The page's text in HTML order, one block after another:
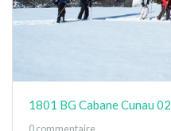
1801 BG Cabane Cunau 02